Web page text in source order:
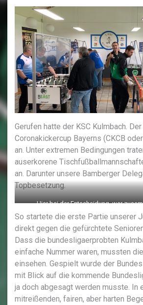
Gerufen hatte der KSC Kulmbach.
Coronakickercup Bayerns (CKCB
an. Unter extremen Bedingungen
auserkorene
an. Darunter unsere Bamberger
Topbesetzung.
Hier bei der Entscheidung, wer
Flaschendrehen…
So startete die erste Partie unserer
direkt gegen die gefürchtete
Dass die bundesligaerprobten
einfache Nummer waren, mussten
einsehen. Gespielt wurde der
mit Blick auf die kommende
ja doch abgesagt werden musste. In
mitreißenden, fairen, aber harten